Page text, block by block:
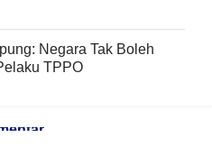
Negara Tak Boleh
TPPO